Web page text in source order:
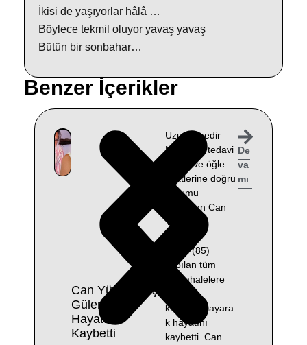
İkisi de yaşıyorlar hâlâ …
Böylece tekmil oluyor yavaş yavaş
Bütün bir sonbahar…
Benzer İçerikler
Can Yücel’in Eşi
Güler Yücel
Hayatını
Kaybetti
Uzun süredir
Muğla’da tedavi
gören ve öğle
saatlerine doğru
durumu
ağırlaşan Can
Yücel’in
eşi Güler
Yücel (85)
yapılan tüm
müdahalelere
rağmen
kurtarılamayara
k hayatını
kaybetti. Can
De
va
mı